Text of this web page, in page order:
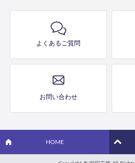
よくあるご質問
お問い合わせ
HOME